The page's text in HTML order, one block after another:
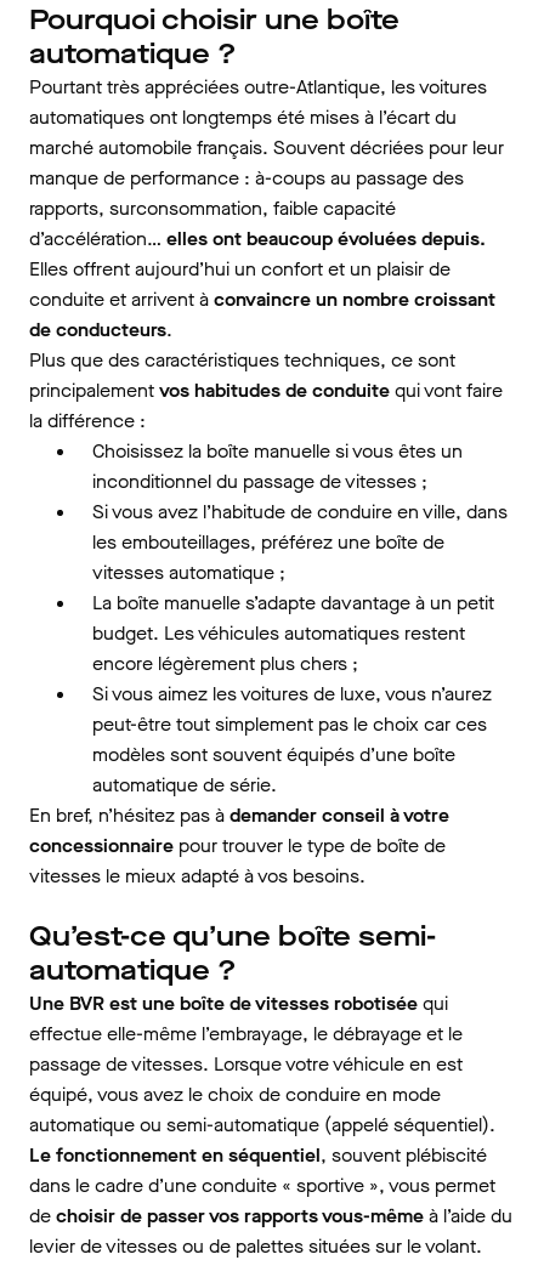
Pourquoi choisir une boîte
automatique ?
Pourtant très appréciées outre-Atlantique, les voitures
automatiques ont longtemps été mises à l’écart du
marché automobile français. Souvent décriées pour leur
manque de performance : à-coups au passage des
rapports, surconsommation, faible capacité
d’accélération… elles ont beaucoup évoluées depuis.
Elles offrent aujourd’hui un confort et un plaisir de
conduite et arrivent àconvaincre un nombre croissant
de conducteurs.
Plus que des caractéristiques techniques, ce sont
principalementvos habitudes de conduitequi vont faire
la différence :
Choisissez la boîte manuelle si vous êtes un
inconditionnel du passage de vitesses ;
Si vous avez l’habitude de conduire en ville, dans
les embouteillages, préférez une boîte de
vitesses automatique ;
La boîte manuelle s’adapte davantage à un petit
budget. Les véhicules automatiques restent
encore légèrement plus chers ;
Si vous aimez les voitures de luxe, vous n’aurez
peut-être tout simplement pas le choix car ces
modèles sont souvent équipés d’une boîte
automatique de série.
En bref, n’hésitez pas àdemander conseil à votre
concessionnaire pour trouver le type de boîte de
vitesses le mieux adapté à vos besoins.
Qu’est-ce qu’une boîte semi-
automatique ?
Une BVR est une boîte de vitesses robotiséequi
effectue elle-même l’embrayage, le débrayage et le
passage de vitesses. Lorsque votre véhicule en est
équipé, vous avez le choix de conduire en mode
automatique ou semi-automatique (appelé séquentiel).
Le fonctionnement en séquentiel, souvent plébiscité
dans le cadre d’une conduite « sportive », vous permet
dechoisir de passer vos rapports vous-mêmeà l’aide du
levier de vitesses ou de palettes situées sur le volant.